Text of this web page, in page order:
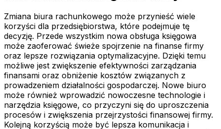
Zmiana biura rachunkowego może przynieść wiele
korzyści dla przedsiębiorstwa, które podejmuje tę
decyzję. Przede wszystkim nowa obsługa księgowa
może zaoferować świeże spojrzenie na finanse firmy
oraz lepsze rozwiązania optymalizacyjne. Dzięki temu
możliwe jest zwiększenie efektywności zarządzania
finansami oraz obniżenie kosztów związanych z
prowadzeniem działalności gospodarczej. Nowe biuro
może również wprowadzić nowoczesne technologie i
narzędzia księgowe, co przyczyni się do uproszczenia
procesów i zwiększenia przejrzystości finansowej firmy.
Kolejną korzyścią może być lepsza komunikacja i